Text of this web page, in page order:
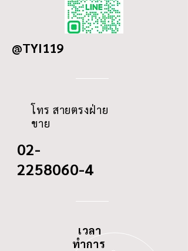
123
ID
@TYI119
โทร สายตรงฝ่าย
ขาย
02-
2258060-4
เวลา
ทำการ